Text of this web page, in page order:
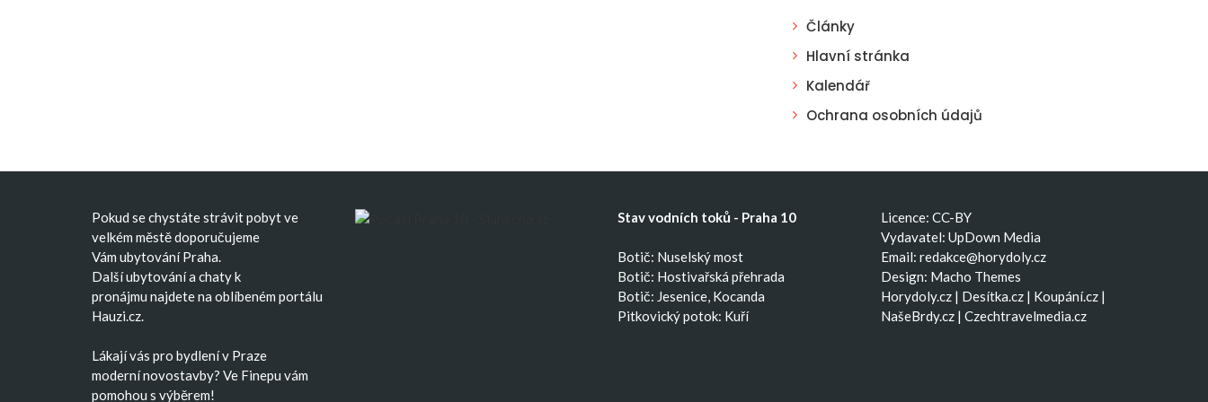
Články
Hlavní stránka
Kalendář
Ochrana osobních údajů
Pokud se chystáte strávit pobyt ve
velkém městě doporučujeme
Vám ubytování Praha.
Dalšíubytovánía chaty k
pronájmu najdete na oblíbeném portálu
Hauzi.cz.
Lákají vás pro bydlení v Praze
modernínovostavby? Ve Finepu vám
pomohou s výběrem!
Stav vodních toků - Praha 10
Botič: Nuselský most
Botič: Hostivařská přehrada
Botič: Jesenice, Kocanda
Pitkovický potok: Kuří
Licence: CC-BY
Vydavatel: UpDown Media
Email: redakce@horydoly.cz
Design: Macho Themes
Horydoly.cz| Desítka.cz| Koupání.cz|
NašeBrdy.cz| Czechtravelmedia.cz